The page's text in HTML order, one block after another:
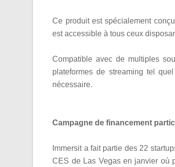
Ce produit est spécialement
est accessible à tous ceux
Compatible avec de multiples
plateformes de streaming tel
nécessaire.
Campagne de financement
Immersit a fait partie des 22
CES de Las Vegas en janvier où